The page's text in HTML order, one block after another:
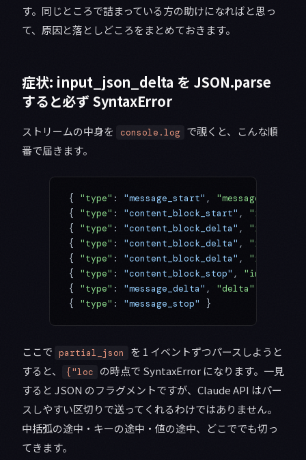
す。同じところで詰まっている方の助けになればと思っ
て、原因と落としどころをまとめておきます。
症状: input_json_delta を JSON.parse
すると必ず SyntaxError
ストリームの中身を console.log で覗くと、こんな順
番で届きます。
{ "type" : "message_start" , "message"
{ "type" : "content_block_start" , "index"
{ "type" : "content_block_delta" , "index"
{ "type" : "content_block_delta" , "index"
{ "type" : "content_block_delta" , "index"
{ "type" : "content_block_stop" , "index"
{ "type" : "message_delta" , "delta"
{ "type" : "message_stop" }
ここで partial_json
を 1 イベントずつパースしようと
すると、
{"loc
の時点で SyntaxError になります。一見
すると JSON のフラグメントですが、Claude API はパー
スしやすい区切りで送ってくれるわけではありません。
中括弧の途中・キーの途中・値の途中、どこででも切っ
てきます。